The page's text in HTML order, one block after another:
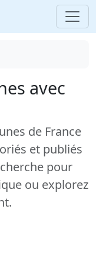
avec
de France
et publiés
pour
ou explorez